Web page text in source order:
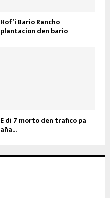
Hof’i Bario Rancho
plantacion den bario
E di 7 morto den trafico pa
aña...